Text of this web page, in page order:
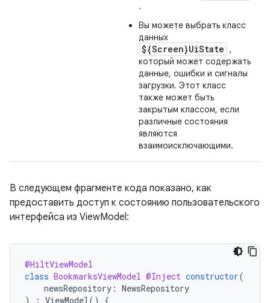
.
Вы можете выбрать класс
данных
${Screen}UiState
,
который может содержать
данные, ошибки и сигналы
загрузки. Этот класс
также может быть
закрытым классом, если
различные состояния
являются
взаимоисключающими.
В следующем фрагменте кода показано, как
предоставить доступ к состоянию пользовательского
интерфейса из ViewModel:
@HiltViewModel
class BookmarksViewModel @Inject constructor(
newsRepository : NewsRepository
)
: ViewModel () {